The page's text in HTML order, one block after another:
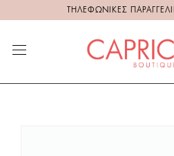
ΤΗΛΕΦΩΝΙΚΕΣ